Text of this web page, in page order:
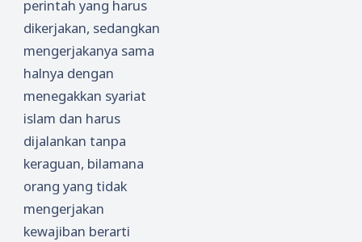
perintah yang harus
dikerjakan, sedangkan
mengerjakanya sama
halnya dengan
menegakkan syariat
islam dan harus
dijalankan tanpa
keraguan, bilamana
orang yang tidak
mengerjakan
kewajiban berarti